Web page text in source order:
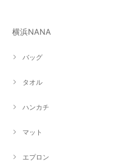
横浜NANA
バッグ
タオル
ハンカチ
マット
エプロン